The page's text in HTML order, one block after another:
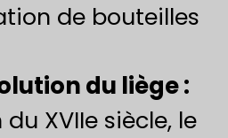
de bouteilles
du liège :
XVIIe siècle, le